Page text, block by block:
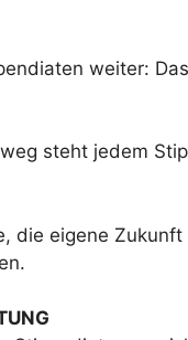
weiter:
steht jedem
die eigene